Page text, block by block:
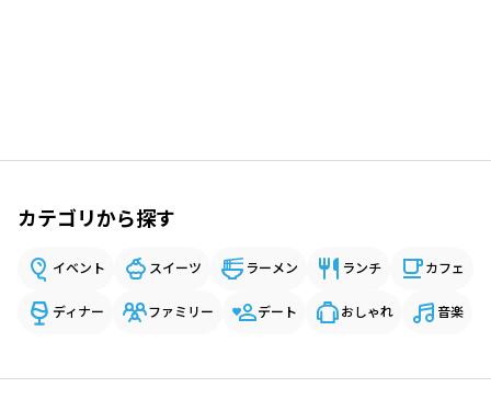
カテゴリから探す
イベント スイーツ ラーメン ランチ カフェ
ディナー ファミリー デート おしゃれ 音楽